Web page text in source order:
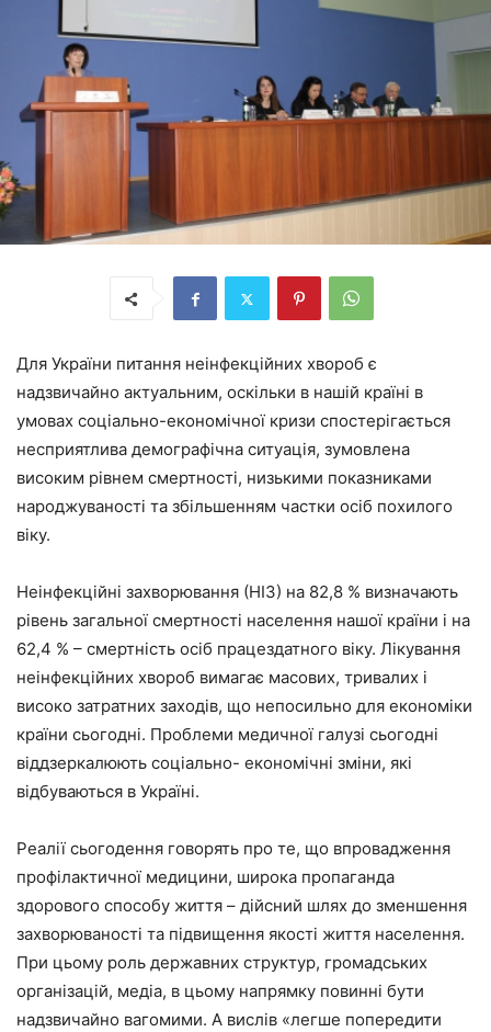
Для України питання неінфекційних хвороб є
надзвичайно актуальним, оскільки в нашій країні в
умовах соціально-економічної кризи спостерігається
несприятлива демографічна ситуація, зумовлена
високим рівнем смертності, низькими показниками
народжуваності та збільшенням частки осіб похилого
віку.
Неінфекційні захворювання (НІЗ) на 82,8 % визначають
рівень загальної смертності населення нашої країни і на
62,4 % – смертність осіб працездатного віку. Лікування
неінфекційних хвороб вимагає масових, тривалих і
високо затратних заходів, що непосильно для економіки
країни сьогодні. Проблеми медичної галузі сьогодні
віддзеркалюють соціально- економічні зміни, які
відбуваються в Україні.
Реалії сьогодення говорять про те, що впровадження
профілактичної медицини, широка пропаганда
здорового способу життя – дійсний шлях до зменшення
захворюваності та підвищення якості життя населення.
При цьому роль державних структур, громадських
організацій, медіа, в цьому напрямку повинні бути
надзвичайно вагомими. А вислів «легше попередити